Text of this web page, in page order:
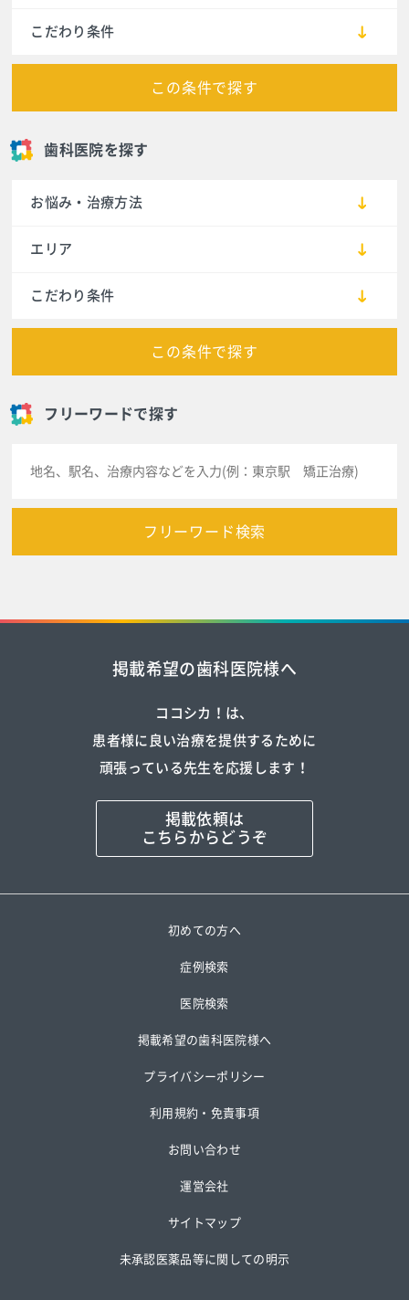
こだわり条件
この条件で探す
歯科医院を探す
お悩み・治療方法
エリア
こだわり条件
この条件で探す
フリーワードで探す
フリーワード検索
掲載希望の歯科医院様へ
ココシカ！は、
患者様に良い治療を提供するために
頑張っている先生を応援します！
掲載依頼は
こちらからどうぞ
初めての方へ
症例検索
医院検索
掲載希望の歯科医院様へ
プライバシーポリシー
利用規約・免責事項
お問い合わせ
運営会社
サイトマップ
未承認医薬品等に関しての明示